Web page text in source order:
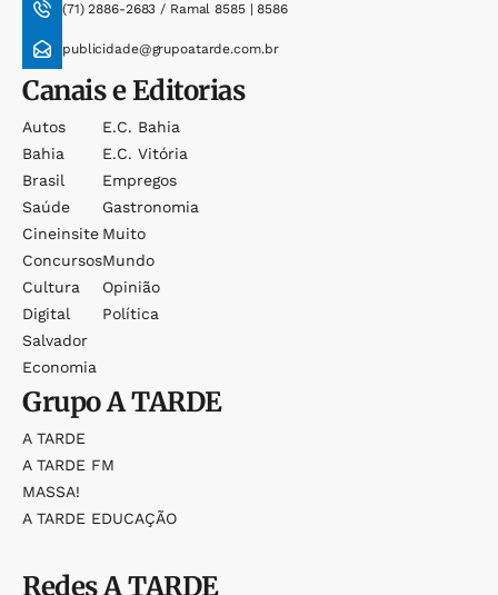
(71) 2886-2683 / Ramal 8585 | 8586
publicidade@grupoatarde.com.br
Canais e Editorias
Autos
Bahia
Brasil
Saúde
Cineinsite
Concursos
Cultura
Digital
Salvador
Economia
E.c. Bahia
E.c. Vitória
Empregos
Gastronomia
Muito
Mundo
Opinião
Política
GrupoA TARDE
A TARDE
A TARDE FM
MASSA!
A TARDE EDUCAÇÃO
RedesA TARDE